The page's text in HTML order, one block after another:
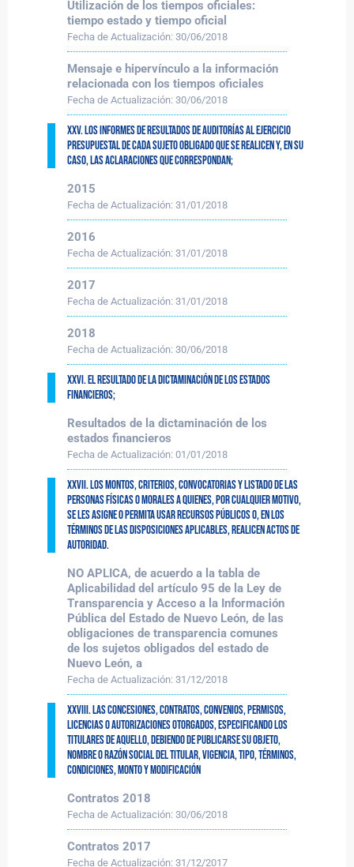
Utilización de los tiempos oficiales:
tiempo estado y tiempo oficial
Fecha de Actualización: 30/06/2018
Mensaje e hipervínculo a la información
relacionada con los tiempos oficiales
Fecha de Actualización: 30/06/2018
XXV. Los informes de resultados de auditorías al ejercicio
presupuestal de cada sujeto obligado que se realicen y, en su
caso, las aclaraciones que correspondan;
2015
Fecha de Actualización: 31/01/2018
2016
Fecha de Actualización: 31/01/2018
2017
Fecha de Actualización: 31/01/2018
2018
Fecha de Actualización: 30/06/2018
XXVI. El resultado de la dictaminación de los estados
financieros;
Resultados de la dictaminación de los
estados financieros
Fecha de Actualización: 01/01/2018
XXVII. Los montos, criterios, convocatorias y listado de las
personas físicas o morales a quienes, por cualquier motivo,
se les asigne o permita usar recursos públicos o, en los
términos de las disposiciones aplicables, realicen actos de
autoridad.
NO APLICA, de acuerdo a la tabla de
Aplicabilidad del artículo 95 de la Ley de
Transparencia y Acceso a la Información
Pública del Estado de Nuevo León, de las
obligaciones de transparencia comunes
de los sujetos obligados del estado de
Nuevo León, a
Fecha de Actualización: 31/12/2018
XXVIII. Las concesiones, contratos, convenios, permisos,
licencias o autorizaciones otorgados, especificando los
titulares de aquello, debiendo de publicarse su objeto,
nombre o razón social del titular, vigencia, tipo, términos,
condiciones, monto y modificación
Contratos 2018
Fecha de Actualización: 30/06/2018
Contratos 2017
Fecha de Actualización: 31/12/2017